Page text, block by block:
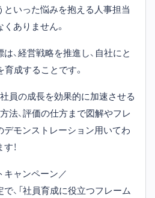
といった悩みを抱える人事担当
ありません。
、経営戦略を推進し、自社にと
育成することです。
員の成長を効果的に加速させる
法、評価の仕方まで図解やフレ
モンストレーション用いてわ
！
キャンペーン／
、「社員育成に役立つフレーム